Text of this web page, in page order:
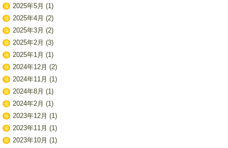
2025年5月 (1)
2025年4月 (2)
2025年3月 (2)
2025年2月 (3)
2025年1月 (1)
2024年12月 (2)
2024年11月 (1)
2024年8月 (1)
2024年2月 (1)
2023年12月 (1)
2023年11月 (1)
2023年10月 (1)